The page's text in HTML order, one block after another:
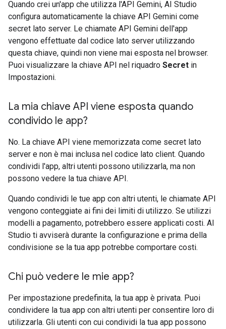
Quando crei un'app che utilizza l'API Gemini, AI Studio
configura automaticamente la chiave API Gemini come
secret lato server. Le chiamate API Gemini dell'app
vengono effettuate dal codice lato server utilizzando
questa chiave, quindi non viene mai esposta nel browser.
Puoi visualizzare la chiave API nel riquadro Secret in
Impostazioni.
La mia chiave API viene esposta quando
condivido le app?
No. La chiave API viene memorizzata come secret lato
server e non è mai inclusa nel codice lato client. Quando
condividi l'app, altri utenti possono utilizzarla, ma non
possono vedere la tua chiave API.
Quando condividi le tue app con altri utenti, le chiamate API
vengono conteggiate ai fini dei limiti di utilizzo. Se utilizzi
modelli a pagamento, potrebbero essere applicati costi. AI
Studio ti avviserà durante la configurazione e prima della
condivisione se la tua app potrebbe comportare costi.
Chi può vedere le mie app?
Per impostazione predefinita, la tua app è privata. Puoi
condividere la tua app con altri utenti per consentire loro di
utilizzarla. Gli utenti con cui condividi la tua app possono